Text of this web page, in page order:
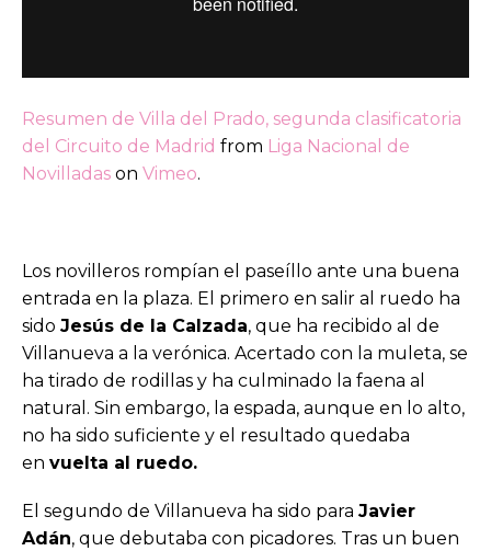
Resumen de Villa del Prado, segunda clasificatoria
del Circuito de Madrid from Liga Nacional de
Novilladas on Vimeo.
Los novilleros rompían el paseíllo ante una buena
entrada en la plaza. El primero en salir al ruedo ha
sido Jesús de la Calzada, que ha recibido al de
Villanueva a la verónica. Acertado con la muleta, se
ha tirado de rodillas y ha culminado la faena al
natural. Sin embargo, la espada, aunque en lo alto,
no ha sido suficiente y el resultado quedaba
en vuelta al ruedo.
El segundo de Villanueva ha sido para Javier
Adán, que debutaba con picadores. Tras un buen